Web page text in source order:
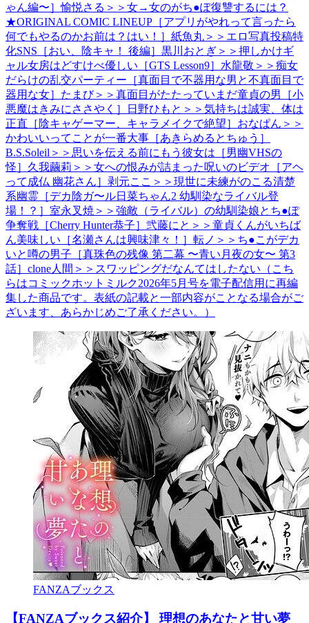
ゃん編〜］愉悦さる＞＞女→女のがち●ぽ復讐するには？
★ORIGINAL COMIC LINEUP［アプリがやれって言ったら
何でもやるのかお前は？はい！］紙魚丸＞＞エロ写真投稿特
化SNS［おい、陰キャ！ 後編］黒川おとぎ＞＞押しかけギ
ャル女房はどすけべ優しい［GTS Lesson9］水龍敬＞＞痴女
だらけの乱交パーティー［真面目で不器用な男と不真面目で
器用な女］たまび＞＞真面目がたたっていまだ童貞の男［小
悪魔はきみにささやく］日野ひもと＞＞気持ちは誠実、体は
正直［陰キャゲーマー、キャラメイクで絶望］おなぱん＞＞
かわいいってことが一番大事［あきらめるとちゅう］
B.S.Soleil＞＞思いを伝える前にもう彼女は［男幽VHSの
怪］久我繭莉＞＞女への恨みが詰まった呪いのビデオ［アヘ
って成仏 幽花さん］剥元ここ＞＞現世に未練がのこる清楚
系幽霊［デカ陰ガ〜ル日菜ちゃん2 幼馴染なライバル登
場！？］室永叉焼＞＞強敵（ライバル）の幼馴染娘とち●ぽ
争奪戦［Cherry Hunter恭子］弐藤にと＞＞童貞くんがいちば
ん美味しい［名瀬さんは興味津々！］転ノ＞＞ち●こがデカ
いと噂の男子［真珠色の残像 第二幕 〜青い月夜の女〜 第3
話］clone人間＞＞スワッピングだなんてはしたない（こち
らはコミックホットミルク2026年5月号を電子配信用に再編
集した商品です。表紙の記載と一部内容がことなる場合がご
ざいます、あらかじめご了承ください。）
FANZAブックス
【FANZAブックス紹介】 理想のあなたと甘い夢